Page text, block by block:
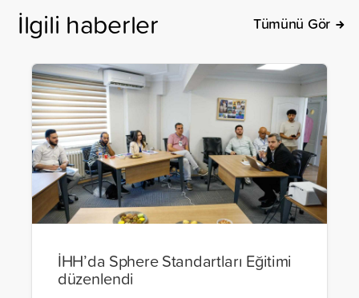
İlgili haberler Tümünü Gör
İHH’da Sphere Standartları Eğitimi
düzenlendi